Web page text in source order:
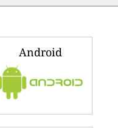
Android